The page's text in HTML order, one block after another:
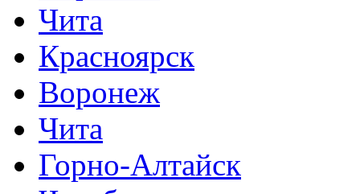
Чита
Красноярск
Воронеж
Чита
Горно-Алтайск